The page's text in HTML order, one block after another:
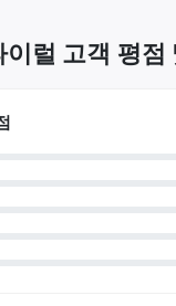
럴 고객 평점